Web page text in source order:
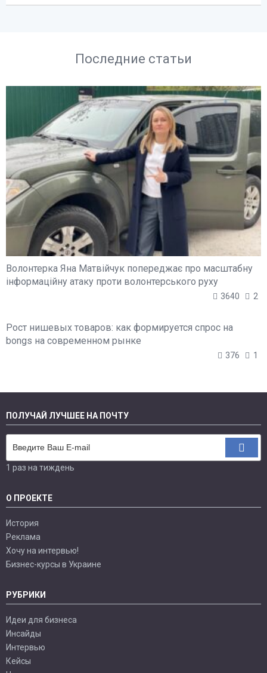
Последние статьи
Волонтерка Яна Матвійчук попереджає про масштабну
інформаційну атаку проти волонтерського руху
3640 2
Рост нишевых товаров: как формируется спрос на
bongs на современном рынке
376 1
ПОЛУЧАЙ ЛУЧШЕЕ НА ПОЧТУ
1 раз на тиждень
О ПРОЕКТЕ
История
Реклама
Хочу на интервью!
Бизнес-курсы в Украине
РУБРИКИ
Идеи для бизнеса
Инсайды
Интервью
Кейсы